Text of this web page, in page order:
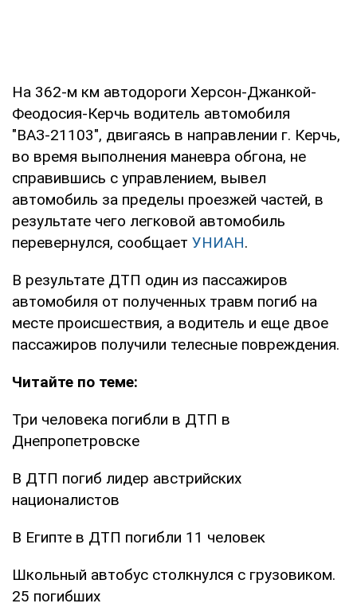
На 362-м км автодороги Херсон-Джанкой-
Феодосия-Керчь водитель автомобиля
"ВАЗ-21103", двигаясь в направлении г. Керчь,
во время выполнения маневра обгона, не
справившись с управлением, вывел
автомобиль за пределы проезжей частей, в
результате чего легковой автомобиль
перевернулся, сообщает УНИАН.
В результате ДТП один из пассажиров
автомобиля от полученных травм погиб на
месте происшествия, а водитель и еще двое
пассажиров получили телесные повреждения.
Читайте по теме:
Три человека погибли в ДТП в
Днепропетровске
В ДТП погиб лидер австрийских
националистов
В Египте в ДТП погибли 11 человек
Школьный автобус столкнулся с грузовиком.
25 погибших